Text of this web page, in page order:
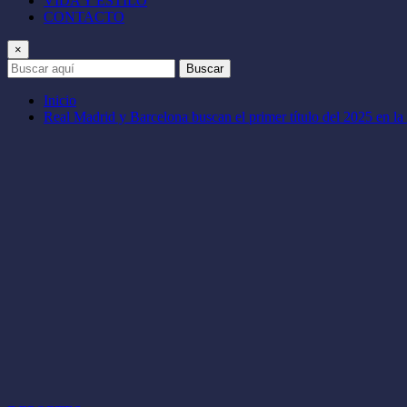
CONTACTO
×
Buscar
Inicio
Real Madrid y Barcelona buscan el primer título del 2025 en la